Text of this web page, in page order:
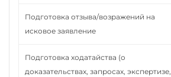
Подготовка отзыва/возражений на
исковое заявление
Подготовка ходатайства (о
доказательствах, запросах, экспертизе,